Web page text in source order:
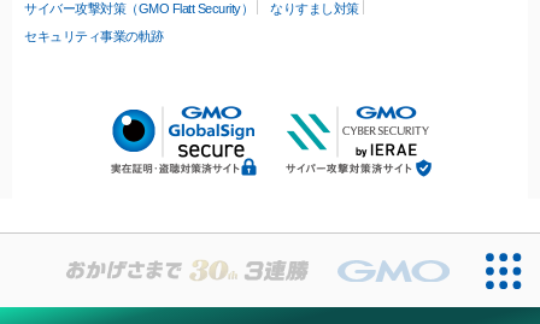
サイバー攻撃対策（GMO Flatt Security）
なりすまし対策
セキュリティ事業の軌跡